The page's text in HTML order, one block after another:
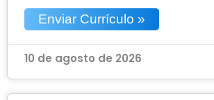
Enviar Currículo »
10 de agosto de 2026